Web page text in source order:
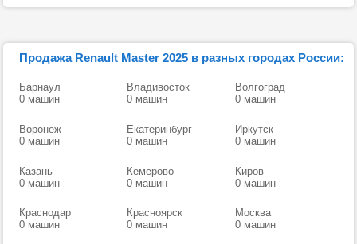
Продажа Renault Master 2025 в разных городах России:
Барнаул
0 машин
Владивосток
0 машин
Волгоград
0 машин
Воронеж
0 машин
Екатеринбург
0 машин
Иркутск
0 машин
Казань
0 машин
Кемерово
0 машин
Киров
0 машин
Краснодар
0 машин
Красноярск
0 машин
Москва
0 машин